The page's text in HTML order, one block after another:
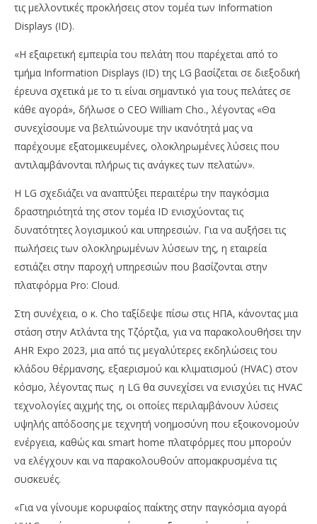
τις μελλοντικές προκλήσεις στον τομέα των Information
Displays (ID).
«Η εξαιρετική εμπειρία του πελάτη που παρέχεται από το
τμήμα Information Displays (ID) της LG βασίζεται σε διεξοδική
έρευνα σχετικά με το τι είναι σημαντικό για τους πελάτες σε
κάθε αγορά», δήλωσε ο CEO William Cho., λέγοντας «Θα
συνεχίσουμε να βελτιώνουμε την ικανότητά μας να
παρέχουμε εξατομικευμένες, ολοκληρωμένες λύσεις που
αντιλαμβάνονται πλήρως τις ανάγκες των πελατών».
Η LG σχεδιάζει να αναπτύξει περαιτέρω την παγκόσμια
δραστηριότητά της στον τομέα ID ενισχύοντας τις
δυνατότητες λογισμικού και υπηρεσιών. Για να αυξήσει τις
πωλήσεις των ολοκληρωμένων λύσεων της, η εταιρεία
εστιάζει στην παροχή υπηρεσιών που βασίζονται στην
πλατφόρμα Pro: Cloud.
Στη συνέχεια, ο κ. Cho ταξίδεψε πίσω στις ΗΠΑ, κάνοντας μια
στάση στην Ατλάντα της Τζόρτζια, για να παρακολουθήσει την
AHR Expo 2023, μια από τις μεγαλύτερες εκδηλώσεις του
κλάδου θέρμανσης, εξαερισμού και κλιματισμού (HVAC) στον
κόσμο, λέγοντας πως η LG θα συνεχίσει να ενισχύει τις HVAC
τεχνολογίες αιχμής της, οι οποίες περιλαμβάνουν λύσεις
υψηλής απόδοσης με τεχνητή νοημοσύνη που εξοικονομούν
ενέργεια, καθώς και smart home πλατφόρμες που μπορούν
να ελέγχουν και να παρακολουθούν απομακρυσμένα τις
συσκευές.
«Για να γίνουμε κορυφαίος παίκτης στην παγκόσμια αγορά